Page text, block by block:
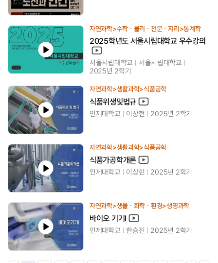
자연과학>수학ㆍ물리ㆍ천문ㆍ지리>통계학
2025학년도 서울시립대학교 우수강의
서울시립대학교
서울시립대학교
2025년 2학기
자연과학>생활과학>식품공학
식품위생및법규
인제대학교 이상현 2025년 2학기
자연과학>생활과학>식품공학
식품가공학개론
인제대학교 이상현 2025년 2학기
자연과학>생물ㆍ화학ㆍ환경>생명과학
바이오 기기Ⅰ
인제대학교 한승진 2025년 2학기